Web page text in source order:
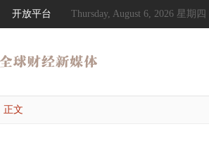
开放平台 Thursday, August 6, 2026 星期四
正文